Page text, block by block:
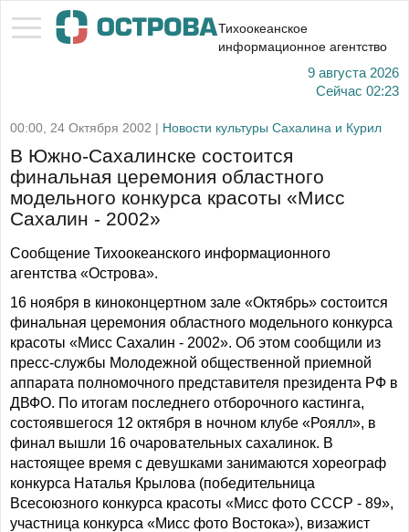
Тихоокеанское
информационное агентство
9 августа 2026
Сейчас 02:23
00:00, 24 Октября 2002 | Новости культуры Сахалина и Курил
В Южно-Сахалинске состоится
финальная церемония областного
модельного конкурса красоты «Мисс
Сахалин - 2002»
Сообщение Тихоокеанского информационного
агентства «Острова».
16 ноября в киноконцертном зале «Октябрь» состоится
финальная церемония областного модельного конкурса
красоты «Мисс Сахалин - 2002». Об этом сообщили из
пресс-службы Молодежной общественной приемной
аппарата полномочного представителя президента РФ в
ДВФО. По итогам последнего отборочного кастинга,
состоявшегося 12 октября в ночном клубе «Роялл», в
финал вышли 16 очаровательных сахалинок. В
настоящее время с девушками занимаются хореограф
конкурса Наталья Крылова (победительница
Всесоюзного конкурса красоты «Мисс фото СССР - 89»,
участница конкурса «Мисс фото Востока»), визажист